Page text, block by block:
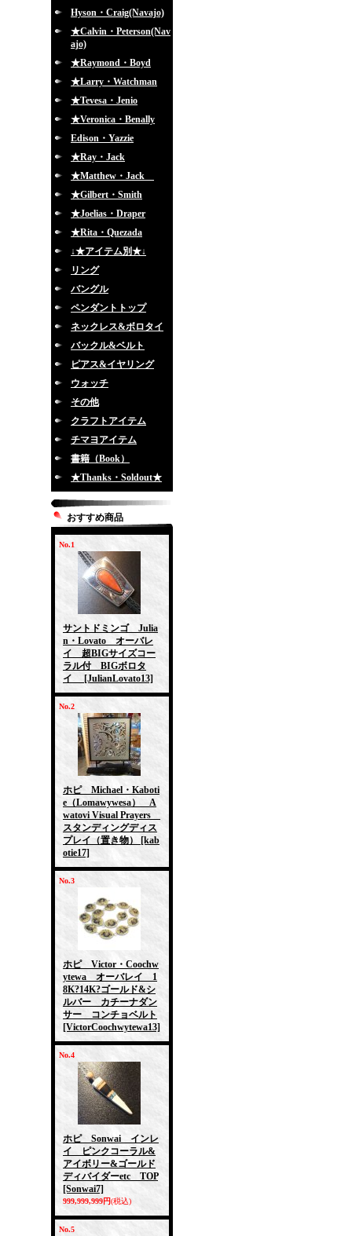
Hyson・Craig(Navajo)
★Calvin・Peterson(Nav
ajo)
★Raymond・Boyd
★Larry・Watchman
★Tevesa・Jenio
★Veronica・Benally
Edison・Yazzie
★Ray・Jack
★Matthew・Jack
★Gilbert・Smith
★Joelias・Draper
★Rita・Quezada
↓★アイテム別★↓
リング
バングル
ペンダントトップ
ネックレス&ボロタイ
バックル&ベルト
ピアス&イヤリング
ウォッチ
その他
クラフトアイテム
チマヨアイテム
書籍（Book）
★Thanks・Soldout★
おすすめ商品
No.1
サントドミンゴ Julia
n・Lovato オーバレ
イ 超BIGサイズコー
ラル付 BIGボロタ
イ
[JulianLovato13]
No.2
ホピ Michael・Kaboti
e（Lomawywesa） A
watovi Visual Prayers
スタンディングディス
プレイ（置き物）
[kab
otie17]
No.3
ホピ Victor・Coochw
ytewa オーバレイ 1
8K?14K?ゴールド&シ
ルバー カチーナダン
サー コンチョベルト
[VictorCoochwytewa13]
No.4
ホピ Sonwai インレ
イ ピンクコーラル&
アイボリー&ゴールド
ディバイダーetc TOP
[Sonwai7]
999,999,999円(税込)
No.5